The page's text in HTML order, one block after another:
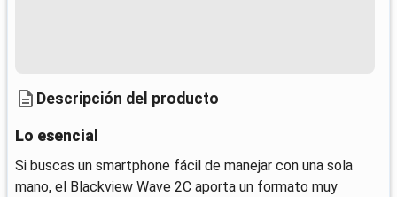
Descripción del producto
Lo esencial
Si buscas un smartphone fácil de manejar con una sola
mano, el Blackview Wave 2C aporta un formato muy